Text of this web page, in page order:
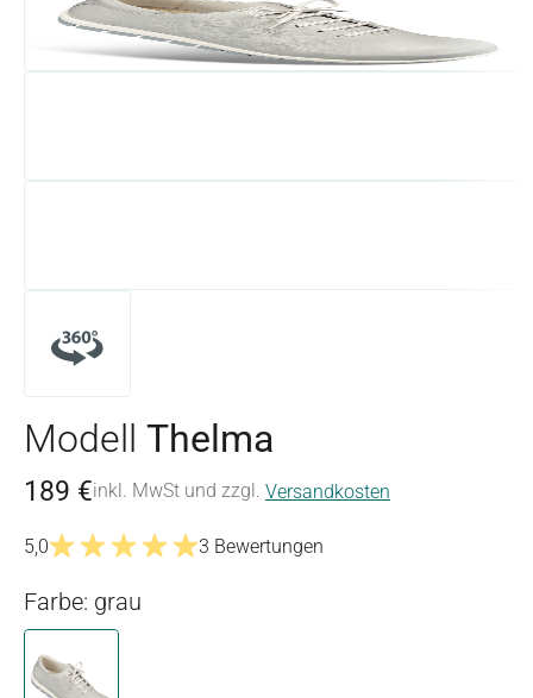
Modell Thelma
189 €inkl. MwSt und zzgl. Versandkosten
5,0
3 Bewertungen
Farbe: grau
grau